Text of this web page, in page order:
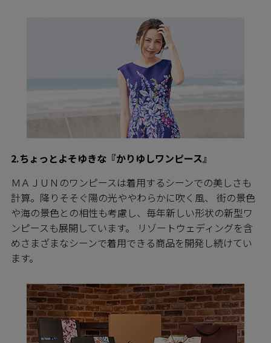
2.ちょっとよそゆきな『かりゆしワンピース』
ＭＡＪＵＮのワンピースは着用するシーンでの美しさも
計算。降りそそぐ陽の光ややわらかに吹く風、 街の景色
や海の景色との相性も考慮し、毎年新しい形状の新型ワ
ンピースも展開しています。 リゾートウェディングを含
めさまざまなシーンで着用できる商品を開発し続けてい
ます。